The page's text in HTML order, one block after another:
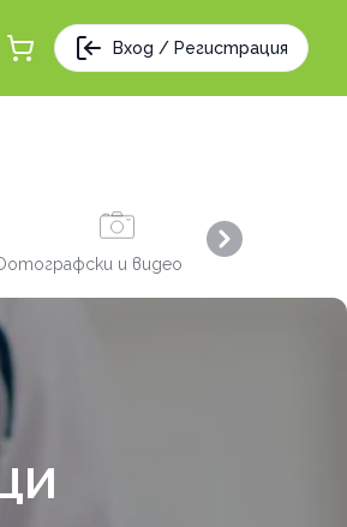
Вход / Регистрация
и видео услуги
Next slide